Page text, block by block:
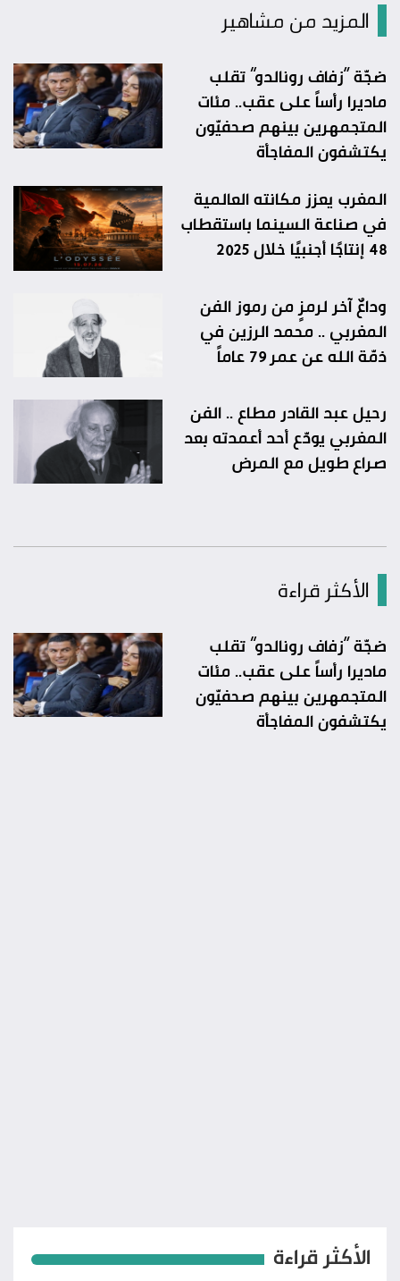
المزيد من مشاهير
ضجّة “زفاف رونالدو” تقلب
ماديرا رأساً على عقب.. مئات
المتجمهرين بينهم صحفيّون
يكتشفون المفاجأة
المغرب يعزز مكانته العالمية
في صناعة السينما باستقطاب
48 إنتاجًا أجنبيًا خلال 2025
وداعٌ آخر لرمزٍ من رموز الفن
المغربي .. محمد الرزين في
ذمّة الله عن عمر 79 عاماً
رحيل عبد القادر مطاع .. الفن
المغربي يودّع أحد أعمدته بعد
صراع طويل مع المرض
الأكثر قراءة
ضجّة “زفاف رونالدو” تقلب
ماديرا رأساً على عقب.. مئات
المتجمهرين بينهم صحفيّون
يكتشفون المفاجأة
الأكثر قراءة